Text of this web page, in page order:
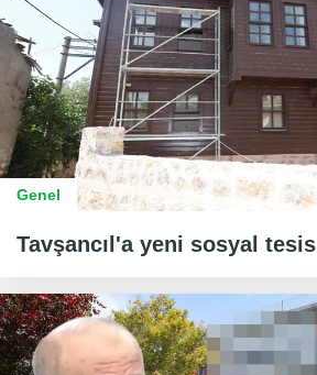
Genel
Tavşancıl'a yeni sosyal tesis